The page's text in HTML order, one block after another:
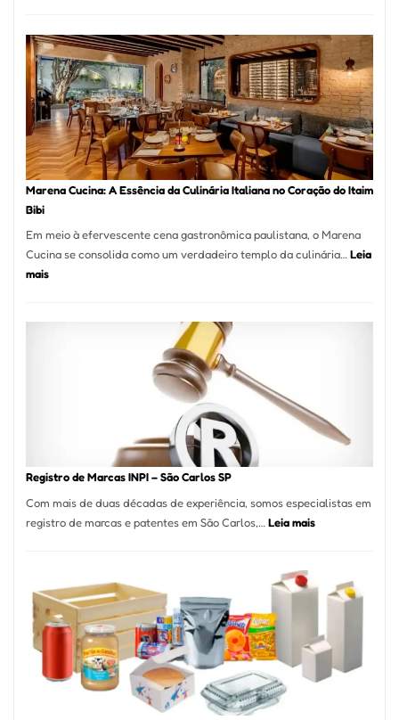
Como
Escolher
o
Forno
Ideal
para
sua
Pizzaria
Marena Cucina: A Essência da Culinária Italiana no Coração do Itaim
Bibi
Em meio à efervescente cena gastronômica paulistana, o Marena
Cucina se consolida como um verdadeiro templo da culinária… Leia
mais:
Bibi
Registro de Marcas INPI – São Carlos SP
Com mais de duas décadas de experiência, somos especialistas em
registro de marcas e patentes em São Carlos,… Leia mais:
Marcas
INPI
São
Carlos
SP